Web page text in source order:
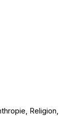
Religion,